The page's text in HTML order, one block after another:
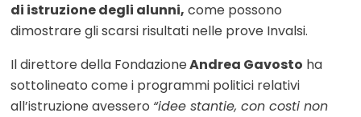
di istruzione degli alunni, come possono
dimostrare gli scarsi risultati nelle prove Invalsi.
Il direttore della FondazioneAndrea Gavosto ha
sottolineato come i programmi politici relativi
all’istruzione avessero “idee stantie, con costi non